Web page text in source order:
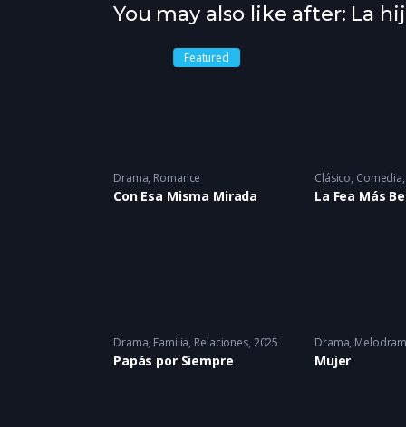
You may also like after: La
Featured
Drama, Romance
Con Esa Misma Mirada
Clásico, Comedia
La Fea Más
Drama, Familia, Relaciones 2025
Papás por Siempre
Drama,
Mujer